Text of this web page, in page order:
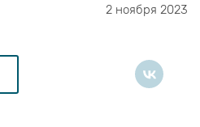
2 ноября 2023